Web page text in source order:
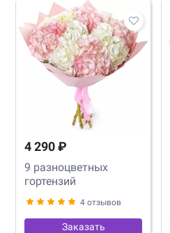
4 290 ₽
9 разноцветных
гортензий
4 отзывов
Заказать